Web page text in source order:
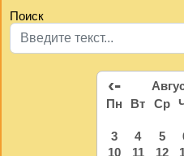
Поиск
‹-
Пн Вт Ср
3
4 5
10
11 12